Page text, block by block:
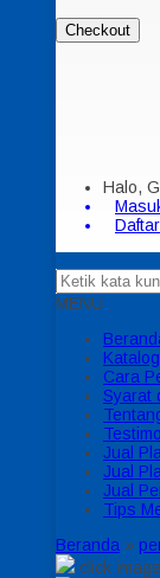
Checkout
Halo,
Daftar
MENU
Katalog
Cara
Syarat
Jual
Jual
Jual
Tips
Beranda »
click